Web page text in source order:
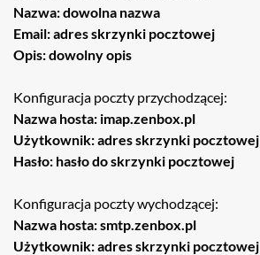
Nazwa: dowolna nazwa
Email: adres skrzynki pocztowej
Opis: dowolny opis
Konfiguracja poczty przychodzącej:
Nazwa hosta: imap.zenbox.pl
Użytkownik: adres skrzynki pocztowej
Hasło: hasło do skrzynki pocztowej
Konfiguracja poczty wychodzącej:
Nazwa hosta: smtp.zenbox.pl
Użytkownik: adres skrzynki pocztowej